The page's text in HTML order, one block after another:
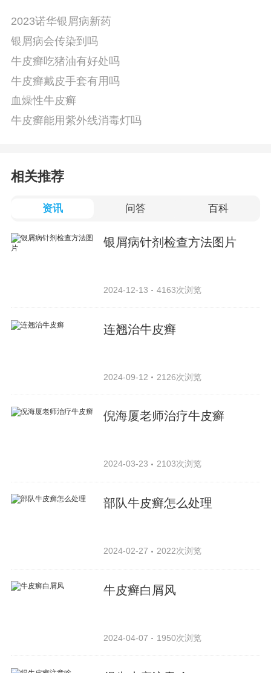
2023诺华银屑病新药
银屑病会传染到吗
牛皮癣吃猪油有好处吗
牛皮癣戴皮手套有用吗
血燥性牛皮癣
牛皮癣能用紫外线消毒灯吗
相关推荐
资讯 问答 百科
银屑病针剂检查方法图片
2024-12-13 4163次浏览
连翘治牛皮癣
2024-09-12 2126次浏览
倪海厦老师治疗牛皮癣
2024-03-23 2103次浏览
部队牛皮癣怎么处理
2024-02-27 2022次浏览
牛皮癣白屑风
2024-04-07 1950次浏览